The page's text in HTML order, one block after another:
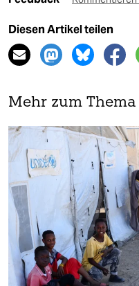
Diesen Artikel teilen
Mehr zum Thema